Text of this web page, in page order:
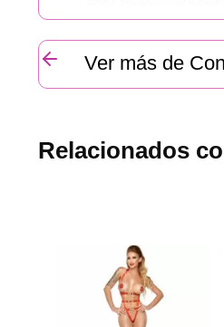
Ver más de
Relacionados